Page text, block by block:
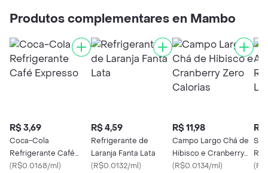
Produtos complementares en Mambo
R$ 3,69
Coca-Cola
Refrigerante Café
Expresso
(R$0.0168/ml)
R$ 4,59
Refrigerante de
Laranja Fanta Lata
(R$0.0132/ml)
R$ 11,98
Campo Largo Chá de
Hibisco e Cranberry
Zero Calorias
(R$0.0134/ml)
R$
(